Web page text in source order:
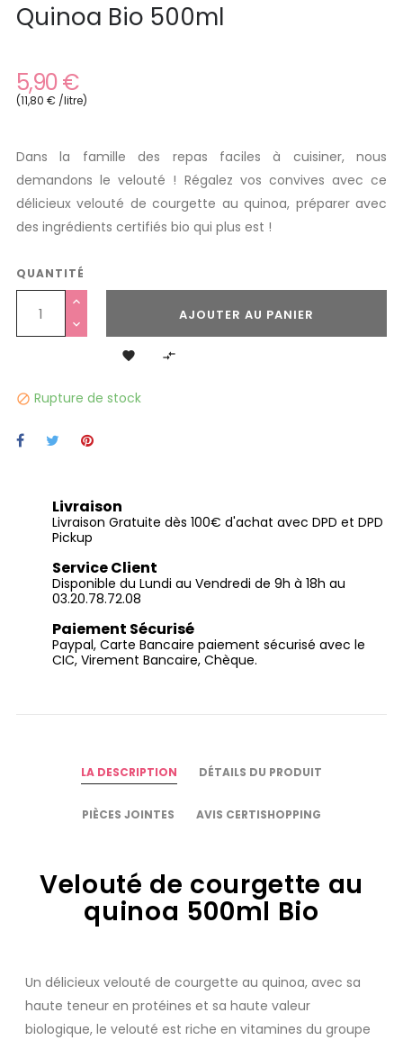
Quinoa Bio 500ml
5,90 €
(11,80 € /litre)
Dans la famille des repas faciles à cuisiner, nous
demandons le velouté ! Régalez vos convives avec ce
délicieux velouté de courgette au quinoa, préparer avec
des ingrédients certifiés bio qui plus est !
QUANTITÉ
AJOUTER AU PANIER
 
 Rupture de stock
Livraison
Livraison Gratuite dès 100€ d'achat avec DPD et DPD
Pickup
Service Client
Disponible du Lundi au Vendredi de 9h à 18h au
03.20.78.72.08
Paiement Sécurisé
Paypal, Carte Bancaire paiement sécurisé avec le
CIC, Virement Bancaire, Chèque.
LA DESCRIPTION DÉTAILS DU PRODUIT
PIÈCES JOINTES AVIS CERTISHOPPING
Velouté de courgette au
quinoa 500ml Bio
Un délicieux velouté de courgette au quinoa, avec sa
haute teneur en protéines et sa haute valeur
biologique, le velouté est riche en vitamines du groupe